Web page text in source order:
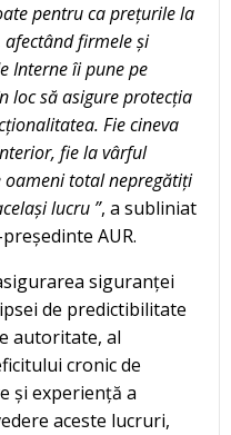
pentru ca prețurile la
afectând firmele și
Interne îi pune pe
loc să asigure protecția
Fie cineva
fie la vârful
total nepregătiți
lucru ”, a subliniat
AUR.
siguranței
de predictibilitate
autoritate, al
cronic de
și experiență a
aceste lucruri,